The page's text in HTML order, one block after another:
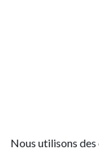
Nous utilisons